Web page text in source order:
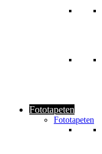
Fototapeten
Fototapeten